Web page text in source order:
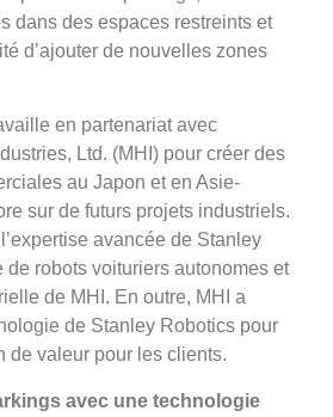
dans des espaces restreints et
d’ajouter de nouvelles zones
en partenariat avec
Ltd. (MHI) pour créer des
au Japon et en Asie-
sur de futurs projets industriels.
avancée de Stanley
de robots voituriers autonomes et
de MHI. En outre, MHI a
de Stanley Robotics pour
de valeur pour les clients.
avec une technologie